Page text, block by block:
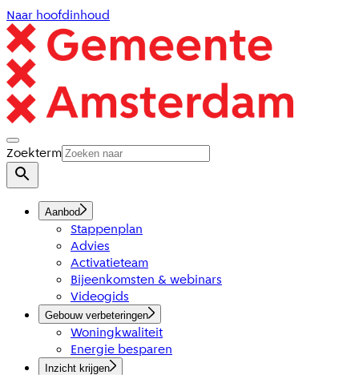
Naar hoofdinhoud
Zoekterm
Aanbod
Stappenplan
Advies
Activatieteam
Bijeenkomsten & webinars
Videogids
Gebouw verbeteringen
Woningkwaliteit
Energie besparen
Inzicht krijgen